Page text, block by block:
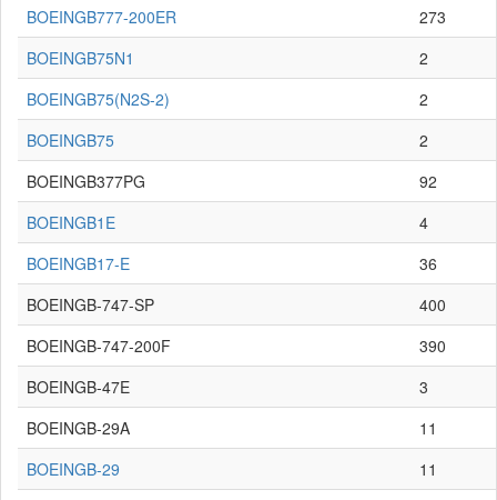
BOEINGB777-200ER
273
BOEINGB75N1
2
BOEINGB75(N2S-2)
2
BOEINGB75
2
BOEINGB377PG
92
BOEINGB1E
4
BOEINGB17-E
36
BOEINGB-747-SP
400
BOEINGB-747-200F
390
BOEINGB-47E
3
BOEINGB-29A
11
BOEINGB-29
11